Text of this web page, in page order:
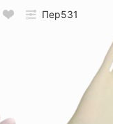
Пер531